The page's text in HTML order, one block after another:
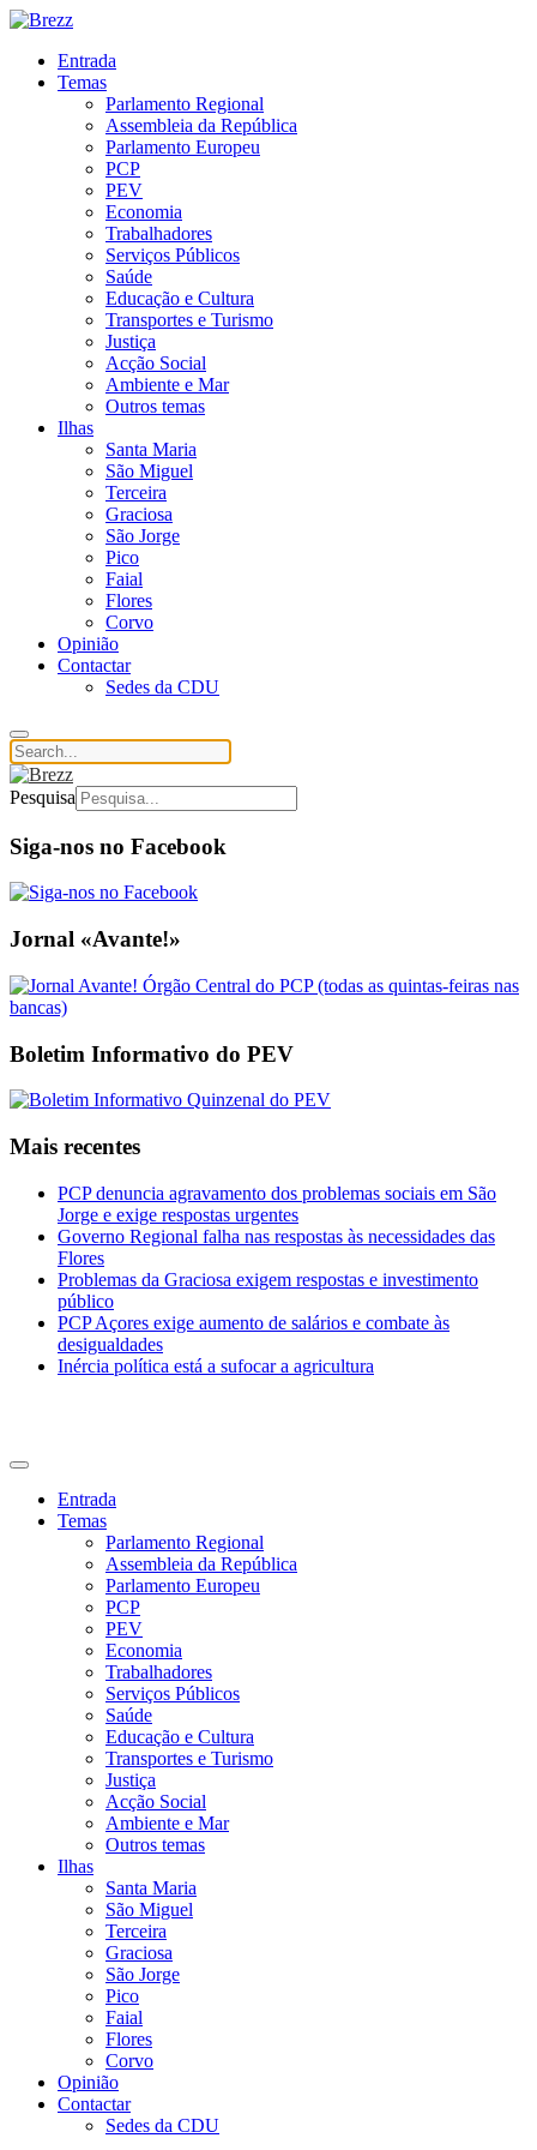
Entrada
Temas
Parlamento Regional
Assembleia da República
Parlamento Europeu
PCP
PEV
Economia
Trabalhadores
Serviços Públicos
Saúde
Educação e Cultura
Transportes e Turismo
Justiça
Acção Social
Ambiente e Mar
Outros temas
Ilhas
Santa Maria
São Miguel
Terceira
Graciosa
São Jorge
Pico
Faial
Flores
Corvo
Opinião
Contactar
Sedes da CDU
Pesquisa
Siga-nos no Facebook
Jornal «Avante!»
Boletim Informativo do PEV
Mais recentes
PCP denuncia agravamento dos problemas sociais em São
Jorge e exige respostas urgentes
Governo Regional falha nas respostas às necessidades das
Flores
Problemas da Graciosa exigem respostas e investimento
público
PCP Açores exige aumento de salários e combate às
desigualdades
Inércia política está a sufocar a agricultura
Entrada
Temas
Parlamento Regional
Assembleia da República
Parlamento Europeu
PCP
PEV
Economia
Trabalhadores
Serviços Públicos
Saúde
Educação e Cultura
Transportes e Turismo
Justiça
Acção Social
Ambiente e Mar
Outros temas
Ilhas
Santa Maria
São Miguel
Terceira
Graciosa
São Jorge
Pico
Faial
Flores
Corvo
Opinião
Contactar
Sedes da CDU